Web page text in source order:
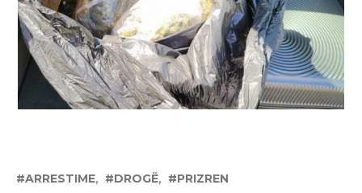
ARRESTIME DROGË PRIZREN